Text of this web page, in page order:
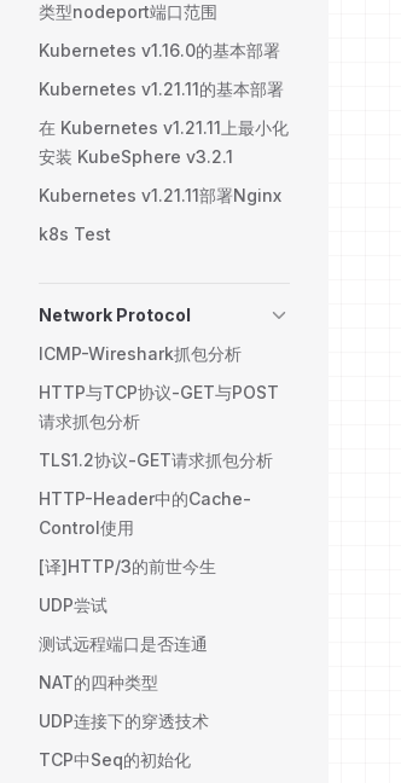
类型nodeport端口范围
Kubernetes v1.16.0的基本部署
Kubernetes v1.21.11的基本部署
在 Kubernetes v1.21.11上最小化
安装 KubeSphere v3.2.1
Kubernetes v1.21.11部署Nginx
k8s Test
Network Protocol
ICMP-Wireshark抓包分析
HTTP与TCP协议-GET与POST
请求抓包分析
TLS1.2协议-GET请求抓包分析
HTTP-Header中的Cache-
Control使用
[译]HTTP/3的前世今生
UDP尝试
测试远程端口是否连通
NAT的四种类型
UDP连接下的穿透技术
TCP中Seq的初始化